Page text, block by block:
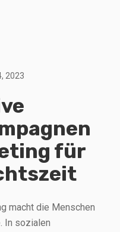
2023
für
macht die Menschen
In sozialen